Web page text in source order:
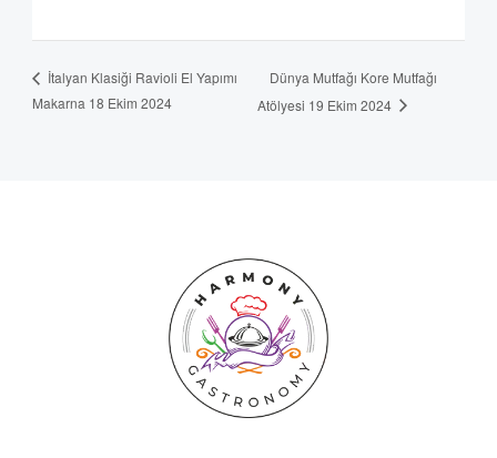
İtalyan Klasiği Ravioli El Yapımı
Makarna 18 Ekim 2024
Dünya Mutfağı Kore Mutfağı
Atölyesi 19 Ekim 2024